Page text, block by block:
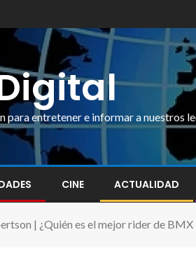
entretener e informar a nuestros
CINE ACTUALIDAD
| ¿Quién es el mejor rider de